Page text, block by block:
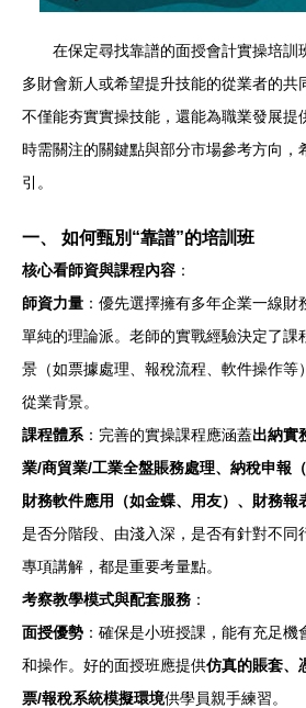
在保定尋找靠譜的面授會計實操培訓
多財會新人或希望提升技能的從業者的共
不僅能夯實實操技能，還能為職業發展提
時需關注的關鍵點與部分市場參考方向，
引。
一、 如何甄別“靠譜”的培訓班
核心看師資與課程內容 ：
師資力量 ：優先選擇擁有多年企業一線
單純的理論派。老師的實戰經驗決定了課
景（如票據處理、報稅流程、軟件操作等
從業背景。
課程體系 ：完善的實操課程應涵蓋出納實
業/商貿業/工業全盤賬務處理、納稅申報
財務軟件應用（如金蝶、用友）、財務報
是否分階段、由淺入深，是否有針對不同
專項講解，都是重要考量點。
考察教學模式與配套服務 ：
面授優勢 ：確保是小班授課，能有充足
和操作。好的面授班應提供仿真的賬套、
票/報稅系統模擬環境供學員親手練習。